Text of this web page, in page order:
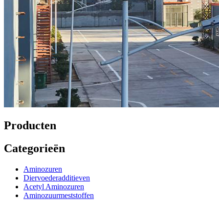
Producten
Categorieën
Aminozuren
Diervoederadditieven
Acetyl Aminozuren
Aminozuurmeststoffen